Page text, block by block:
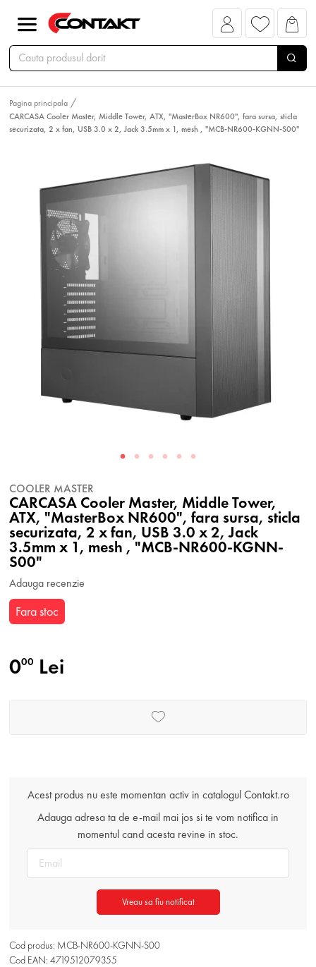
Pagina principala
CARCASA Cooler Master, Middle Tower, ATX, "MasterBox NR600", fara sursa, sticla
securizata, 2 x fan, USB 3.0 x 2, Jack 3.5mm x 1, mesh , "MCB-NR600-KGNN-S00"
COOLER MASTER
CARCASA Cooler Master, Middle Tower,
ATX, "MasterBox NR600", fara sursa, sticla
securizata, 2 x fan, USB 3.0 x 2, Jack
3.5mm x 1, mesh , "MCB-NR600-KGNN-
S00"
Adauga recenzie
Fara stoc
000 Lei
Acest produs nu este momentan activ in catalogul Contakt.ro
Adauga adresa ta de e-mail mai jos si te vom notifica in
momentul cand acesta revine in stoc.
Vreau sa fiu notificat
Cod produs: MCB-NR600-KGNN-S00
Cod EAN: 4719512079355